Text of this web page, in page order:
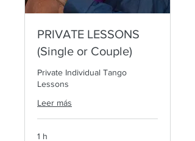
PRIVATE LESSONS
(Single or Couple)
Private Individual Tango
Lessons
Leer más
1 h